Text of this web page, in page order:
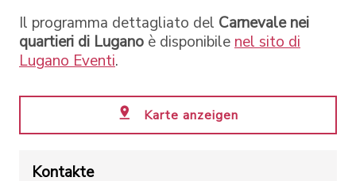
Il programma dettagliato del Carnevale nei
quartieri di Lugano è disponibile nel sito di
Lugano Eventi.
Karte anzeigen
Kontakte